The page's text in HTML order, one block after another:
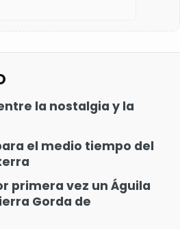
la nostalgia y la
el medio tiempo del
primera vez un Águila
Gorda de